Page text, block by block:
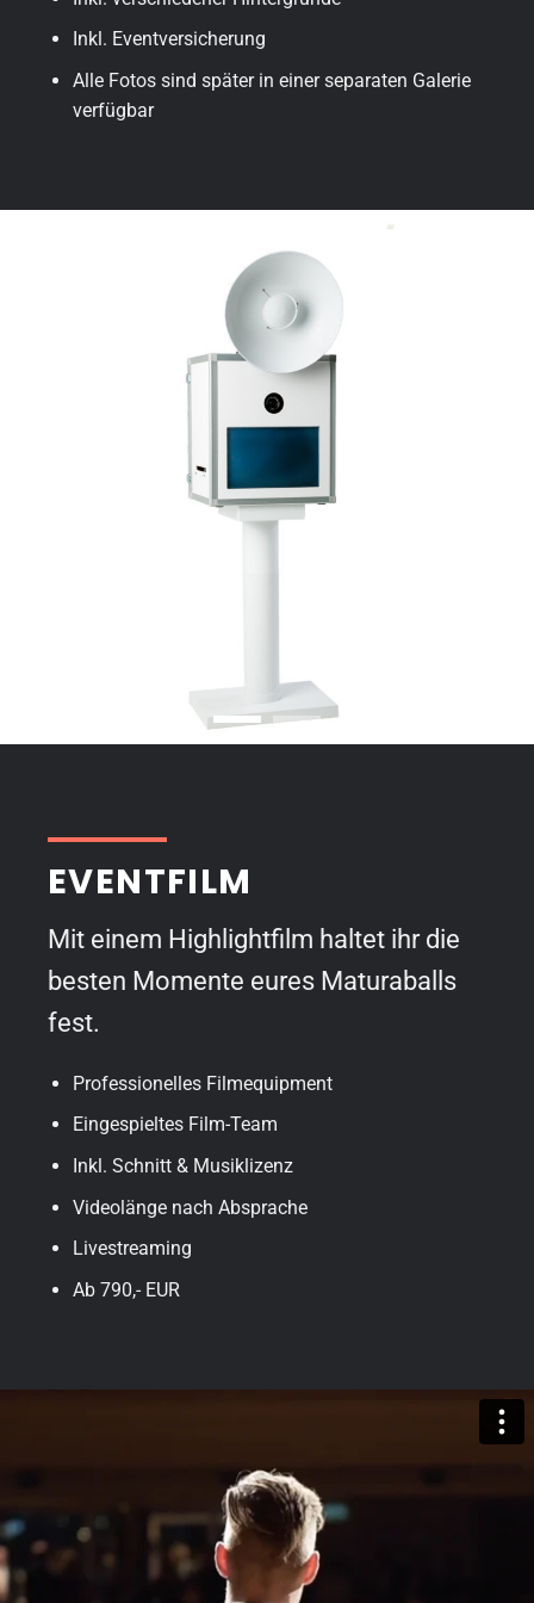
Inkl. Eventversicherung
Alle Fotos sind später in einer separaten Galerie
verfügbar
EVENTFILM
Mit einem Highlightfilm haltet ihr die
besten Momente eures Maturaballs
fest.
Professionelles Filmequipment
Eingespieltes Film-Team
Inkl. Schnitt & Musiklizenz
Videolänge nach Absprache
Livestreaming
Ab 790,- EUR